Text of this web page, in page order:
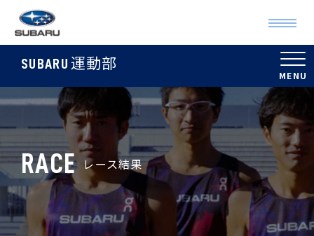
SUBARU 運動部
RACE レース結果